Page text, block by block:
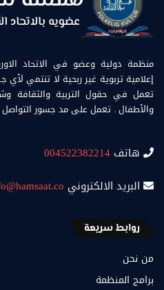
منظمة دولية وعضو في الاتحاد
إعلامية تربوية غير ربحية لا تنتمي
تعمل في حقول التربية والثقافة
والأطفال . تعمل على مد جسور التواصل
هاتف 004522382214
البريد الالكتروني
روابط سريعة
من نحن
برامج المنظمة